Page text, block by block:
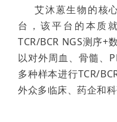
艾沐蒽生物的核
台，该平台的本质
TCR/BCR NGS测序+
以对外周血、骨髓、
多种样本进行TCR/
外众多临床、药企和